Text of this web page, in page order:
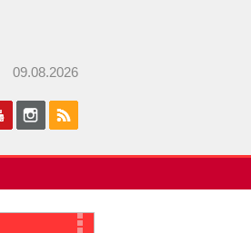
09.08.2026